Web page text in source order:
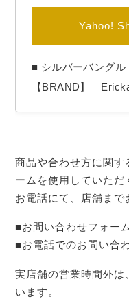
Yahoo!
■ シルバーバング
【BRAND】
をシルバーの塊を
商品や合わせ方に関す
ームを使用していただ
お電話にて、店舗まで
■お問い合わせフォー
■お電話でのお問い合
実店舗の営業時間外
います。